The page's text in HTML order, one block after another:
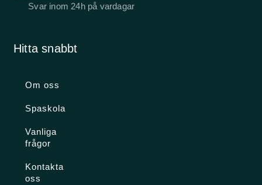
Svar inom 24h på vardagar
Hitta snabbt
Om oss
Spaskola
Vanliga
frågor
Kontakta
oss